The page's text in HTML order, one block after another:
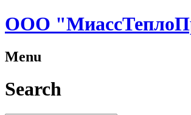
ООО
Menu
Search